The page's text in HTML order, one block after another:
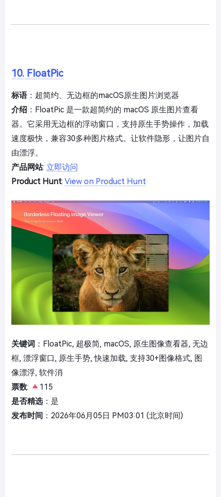
10. FloatPic
标语：超简约、无边框的macOS原生图片浏览器
介绍 ：FloatPic 是一款超简约的 macOS 原生图片查看
器。它采用无边框的浮动窗口，支持原生手势操作，加载
速度极快，兼容30多种图片格式。让软件隐形，让图片自
由漂浮。
产品网站: 立即访问
Product Hunt: View on Product Hunt
关键词 ：FloatPic, 超极简, macOS, 原生图像查看器, 无边
框, 漂浮窗口, 原生手势, 快速加载, 支持30+图像格式, 图
像漂浮, 软件消
票数:
115
是否精选：是
发布时间 ：2026年06月05日 PM03:01 (北京时间)